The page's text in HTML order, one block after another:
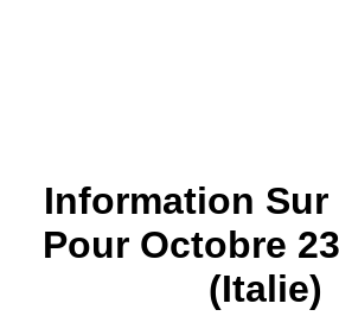
Information Sur
Pour Octobre
(Italie)